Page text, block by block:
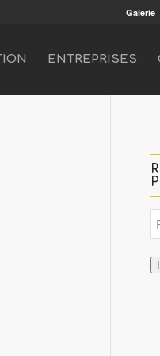
Galerie
ENTREPRISES